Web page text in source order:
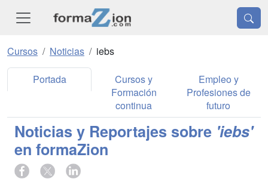
Cursos Noticias iebs
Portada
Cursos y
Formación
continua
Empleo y
Profesiones de
futuro
Noticias y Reportajes sobre 'iebs'
en formaZion